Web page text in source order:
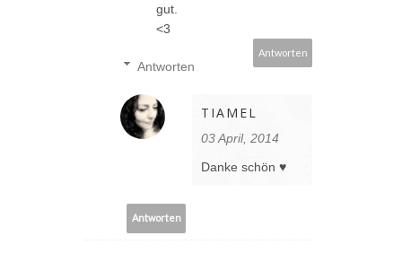
gut.
<3
Antworten
Antworten
TIAMEL
03 April, 2014
Danke schön ♥
Antworten